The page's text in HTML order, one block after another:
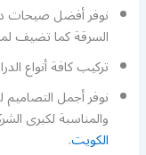
نوفر أفضل صيحات
السرقة كما تضيف
تركيب كافة أنواع
نوفر أجمل التصاميم
والمناسبة لكبرى
الكويت.